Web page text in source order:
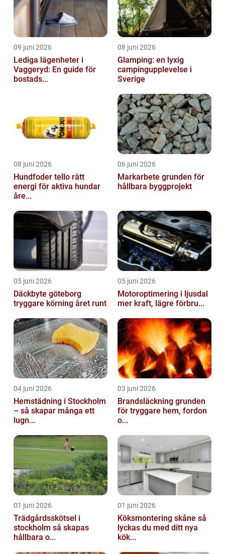
09 juni 2026
Lediga lägenheter i
Vaggeryd: En guide för
bostads...
08 juni 2026
Glamping: en lyxig
campingupplevelse i
Sverige
08 juni 2026
Hundfoder tello rätt
energi för aktiva hundar
åre...
06 juni 2026
Markarbete grunden för
hållbara byggprojekt
05 juni 2026
Däckbyte göteborg
tryggare körning året runt
05 juni 2026
Motoroptimering i ljusdal
mer kraft, lägre förbru...
04 juni 2026
Hemstädning i Stockholm
– så skapar många ett
lugn...
03 juni 2026
Brandsläckning grunden
för tryggare hem, fordon
o...
01 juni 2026
Trädgårdsskötsel i
stockholm så skapas
hållbara o...
01 juni 2026
Köksmontering skåne så
lyckas du med ditt nya
kök...